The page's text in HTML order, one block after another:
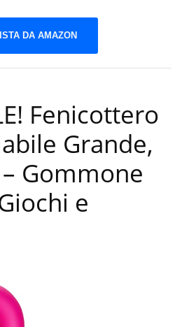
DA AMAZON
Fenicottero
Grande,
Gommone
e